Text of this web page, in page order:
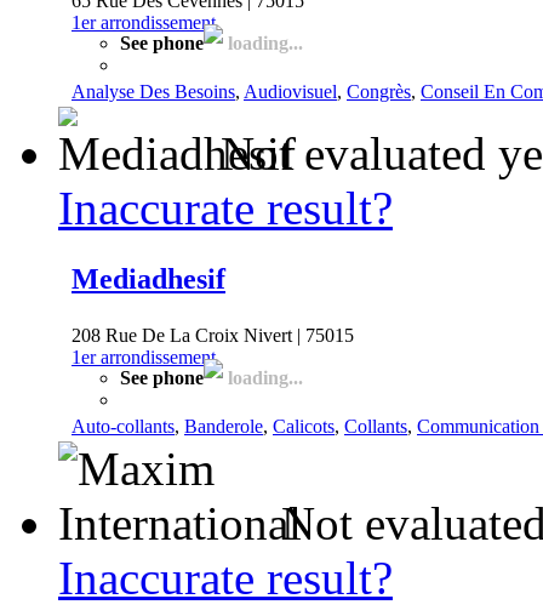
1er arrondissement
See phone
loading...
Analyse Des Besoins, Audiovisuel, Congrès, Conseil En
Not evaluated
Inaccurate result?
Mediadhesif
208 Rue De La Croix Nivert | 75015
1er arrondissement
See phone
loading...
Auto-collants, Banderole, Calicots, Collants,
Not
Inaccurate result?